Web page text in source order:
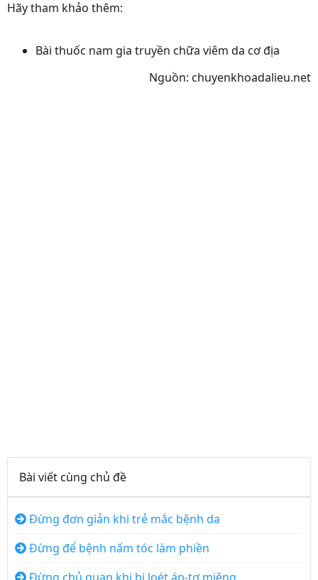
Hãy tham khảo thêm:
Bài thuốc nam gia truyền chữa viêm da cơ địa
Nguồn: chuyenkhoadalieu.net​
Bài viết cùng chủ đề
Đừng đơn giản khi trẻ mắc bệnh da
Đừng để bệnh nấm tóc làm phiền